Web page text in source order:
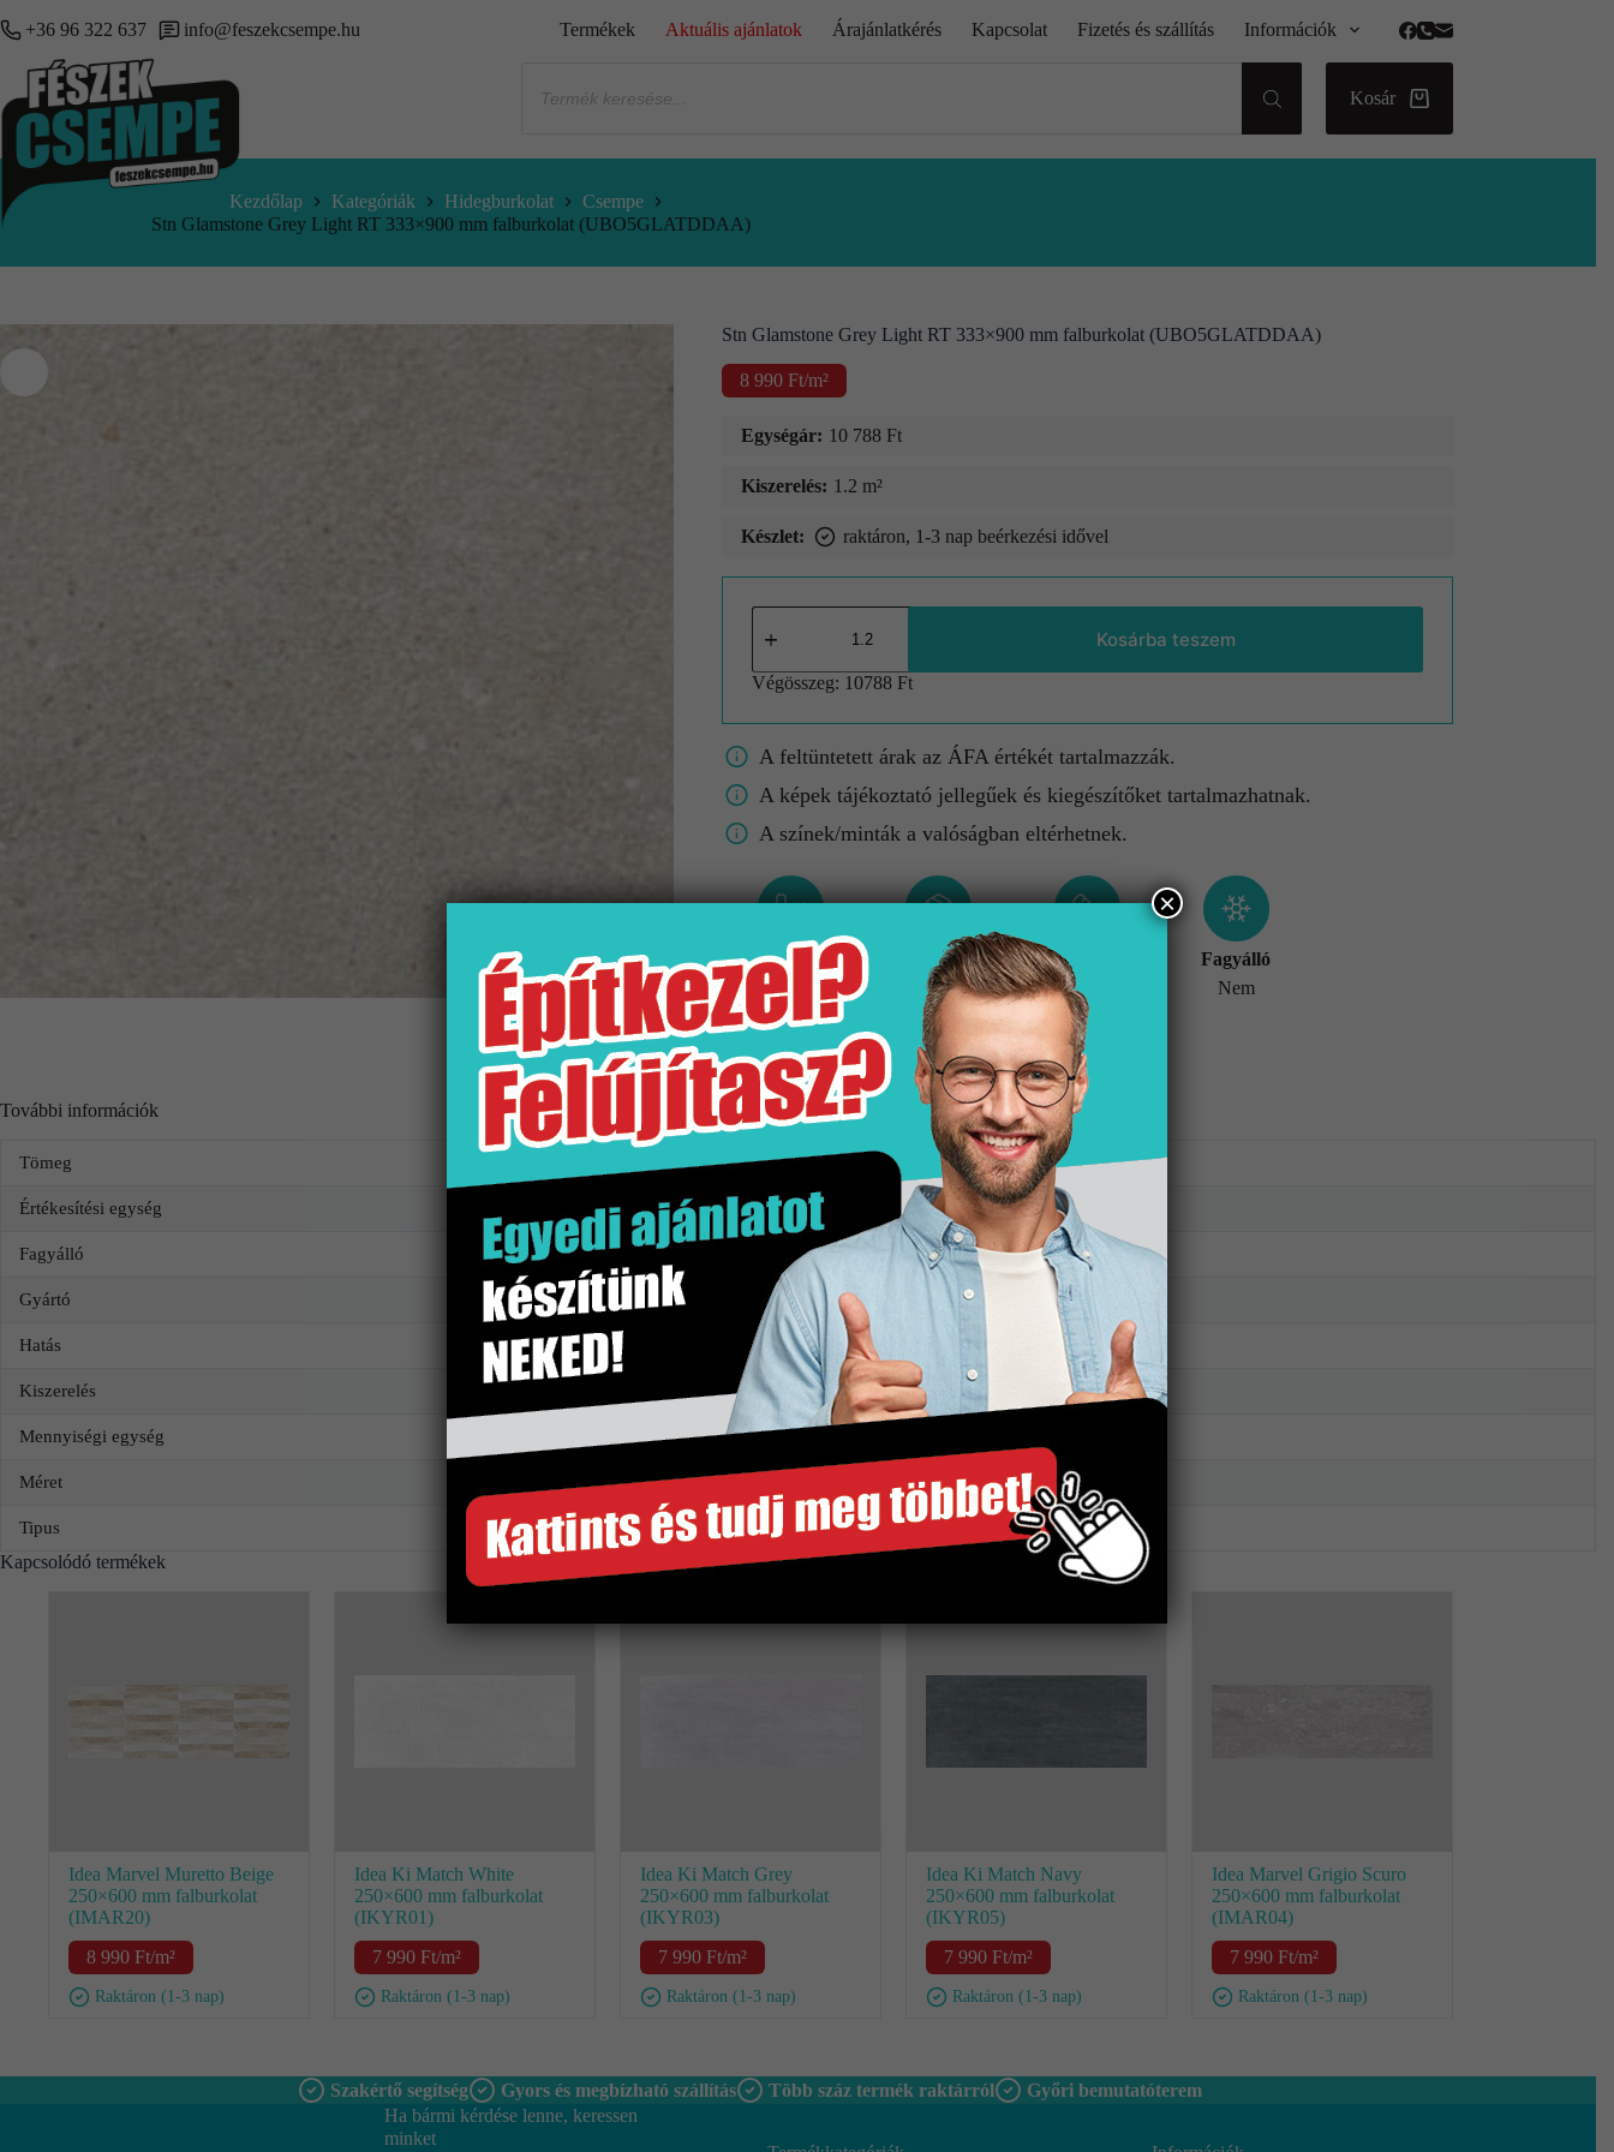
+36 96 322 637 info@feszekcsempe.hu Termékek Aktuális ajánlatok Árajánlatkérés Kapcsolat Fizetés és szállítás Információk
Kosár
Kezdőlap Kategóriák Hidegburkolat
Csempe
Stn Glamstone Grey Light RT 333×900 mm falburkolat (UBO5GLATDDAA)
Stn Glamstone Grey Light RT 333×900 mm falburkolat (UBO5GLATDDAA)
8 990 Ft/m²
Egységár: 10 788 Ft
Kiszerelés: 1.2 m²
Készlet: raktáron, 1-3 nap beérkezési idővel
Kosárba teszem
Végösszeg: 10788 Ft
A feltüntetett árak az ÁFA értékét tartalmazzák.
A képek tájékoztató jellegűek és kiegészítőket tartalmazhatnak.
A színek/minták a valóságban eltérhetnek.
Gyártó
Stn
Kiszerelés
1.2 m2
Méret
333x900 mm
Fagyálló
Nem
További információk
Tömeg 21,5 kg
Értékesítési egység doboz
Fagyálló Nem
Gyártó Stn
Hatás Kő hatás
Kiszerelés 1.2 m2
Mennyiségi egység
Méret 333×900 mm
Tipus Falburkolat
Kapcsolódó termékek
Idea Marvel Muretto Beige
250×600 mm falburkolat
(IMAR20)
8 990 Ft/m²
Raktáron (1-3 nap)
Idea Ki Match White
250×600 mm falburkolat
(IKYR01)
7 990 Ft/m²
Raktáron (1-3 nap)
Idea Ki Match Grey
250×600 mm falburkolat
(IKYR03)
7 990 Ft/m²
Raktáron (1-3 nap)
Idea Ki Match Navy
250×600 mm falburkolat
(IKYR05)
7 990 Ft/m²
Raktáron (1-3 nap)
Idea Marvel Grigio Scuro
250×600 mm falburkolat
(IMAR04)
7 990 Ft/m²
Raktáron (1-3 nap)
Szakértő segítség Gyors és megbízható szállítás Több száz termék raktárról
Győri bemutatóterem
Ha bármi kérdése lenne, keressen
minket
×